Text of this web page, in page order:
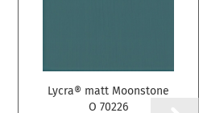
Lycra® matt Moonstone
O 70226